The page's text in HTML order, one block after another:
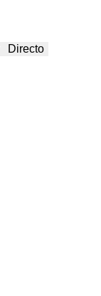
Directo